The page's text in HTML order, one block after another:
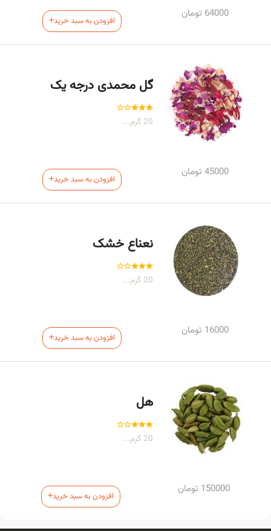
64000 تومان
افزودن به سبد خرید
گل محمدی درجه یک
20 گرم...
45000تومان
افزودن به سبد خرید
نعناع خشک
20 گرم...
16000 تومان
افزودن به سبد خرید
هل
20 گرم...
150000 تومان
افزودن به سبد خرید